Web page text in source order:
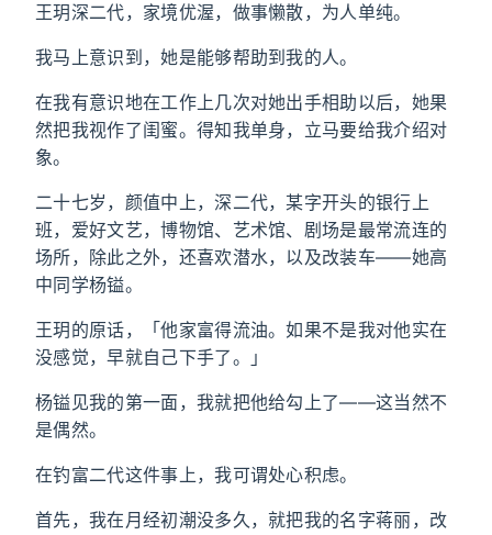
王玥深二代，家境优渥，做事懒散，为人单纯。
我马上意识到，她是能够帮助到我的人。
在我有意识地在工作上几次对她出手相助以后，她果
然把我视作了闺蜜。得知我单身，立马要给我介绍对
象。
二十七岁，颜值中上，深二代，某字开头的银行上
班，爱好文艺，博物馆、艺术馆、剧场是最常流连的
场所，除此之外，还喜欢潜水，以及改装车——她高
中同学杨镒。
王玥的原话，「他家富得流油。如果不是我对他实在
没感觉，早就自己下手了。」
杨镒见我的第一面，我就把他给勾上了——这当然不
是偶然。
在钓富二代这件事上，我可谓处心积虑。
首先，我在月经初潮没多久，就把我的名字蒋丽，改